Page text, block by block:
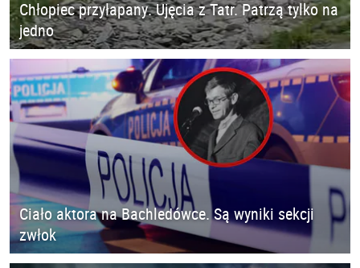
Chłopiec przyłapany. Ujęcia z Tatr. Patrzą tylko na
jedno
Ciało aktora na Bachledówce. Są wyniki sekcji
zwłok